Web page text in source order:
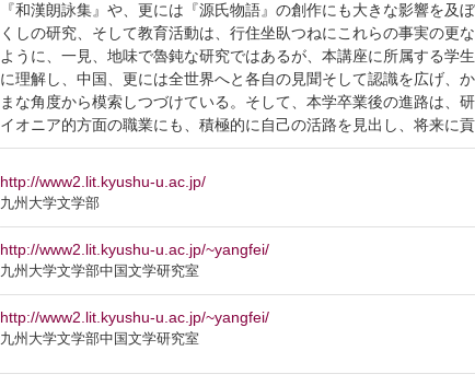
『和漢朗詠集』や、更には『源氏物語』の創作にも大きな影響を
くしの研究、そして教育活動は、行住坐臥つねにこれらの事実の
ように、一見、地味で魯鈍な研究ではあるが、本講座に所属する学
に理解し、中国、更には全世界へと各自の見聞そして認識を広げ、
まな角度から模索しつづけている。そして、本学卒業後の進路は、
イオニア的方面の職業にも、積極的に自己の活路を見出し、将来に
http://www2.lit.kyushu-u.ac.jp/
九州大学文学部
http://www2.lit.kyushu-u.ac.jp/~yangfei/
九州大学文学部中国文学研究室
http://www2.lit.kyushu-u.ac.jp/~yangfei/
九州大学文学部中国文学研究室